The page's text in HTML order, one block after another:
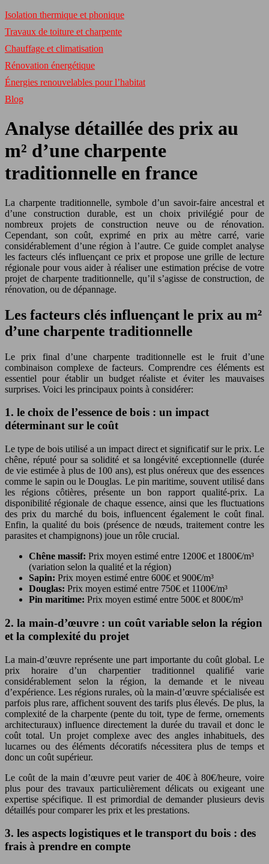
Isolation thermique et phonique
Travaux de toiture et charpente
Chauffage et climatisation
Rénovation énergétique
Énergies renouvelables pour l’habitat
Blog
Analyse détaillée des prix au
m² d’une charpente
traditionnelle en france
La charpente traditionnelle, symbole d’un savoir-faire ancestral et
d’une construction durable, est un choix privilégié pour de
nombreux projets de construction neuve ou de rénovation.
Cependant, son coût, exprimé en prix au mètre carré, varie
considérablement d’une région à l’autre. Ce guide complet analyse
les facteurs clés influençant ce prix et propose une grille de lecture
régionale pour vous aider à réaliser une estimation précise de votre
projet de charpente traditionnelle, qu’il s’agisse de construction, de
rénovation, ou de dépannage.
Les facteurs clés influençant le prix au m²
d’une charpente traditionnelle
Le prix final d’une charpente traditionnelle est le fruit d’une
combinaison complexe de facteurs. Comprendre ces éléments est
essentiel pour établir un budget réaliste et éviter les mauvaises
surprises. Voici les principaux points à considérer:
1. le choix de l’essence de bois : un impact
déterminant sur le coût
Le type de bois utilisé a un impact direct et significatif sur le prix. Le
chêne, réputé pour sa solidité et sa longévité exceptionnelle (durée
de vie estimée à plus de 100 ans), est plus onéreux que des essences
comme le sapin ou le Douglas. Le pin maritime, souvent utilisé dans
les régions côtières, présente un bon rapport qualité-prix. La
disponibilité régionale de chaque essence, ainsi que les fluctuations
des prix du marché du bois, influencent également le coût final.
Enfin, la qualité du bois (présence de nœuds, traitement contre les
parasites et champignons) joue un rôle crucial.
Chêne massif: Prix moyen estimé entre 1200€ et 1800€/m³
(variation selon la qualité et la région)
Sapin: Prix moyen estimé entre 600€ et 900€/m³
Douglas: Prix moyen estimé entre 750€ et 1100€/m³
Pin maritime: Prix moyen estimé entre 500€ et 800€/m³
2. la main-d’œuvre : un coût variable selon la région
et la complexité du projet
La main-d’œuvre représente une part importante du coût global. Le
prix horaire d’un charpentier traditionnel qualifié varie
considérablement selon la région, la demande et le niveau
d’expérience. Les régions rurales, où la main-d’œuvre spécialisée est
parfois plus rare, affichent souvent des tarifs plus élevés. De plus, la
complexité de la charpente (pente du toit, type de ferme, ornements
architecturaux) influence directement la durée du travail et donc le
coût total. Un projet complexe avec des angles inhabituels, des
lucarnes ou des éléments décoratifs nécessitera plus de temps et
donc un coût supérieur.
Le coût de la main d’œuvre peut varier de 40€ à 80€/heure, voire
plus pour des travaux particulièrement délicats ou exigeant une
expertise spécifique. Il est primordial de demander plusieurs devis
détaillés pour comparer les prix et les prestations.
3. les aspects logistiques et le transport du bois : des
frais à prendre en compte